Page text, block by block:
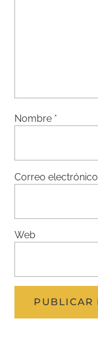
Nombre *
Correo electrónico
Web